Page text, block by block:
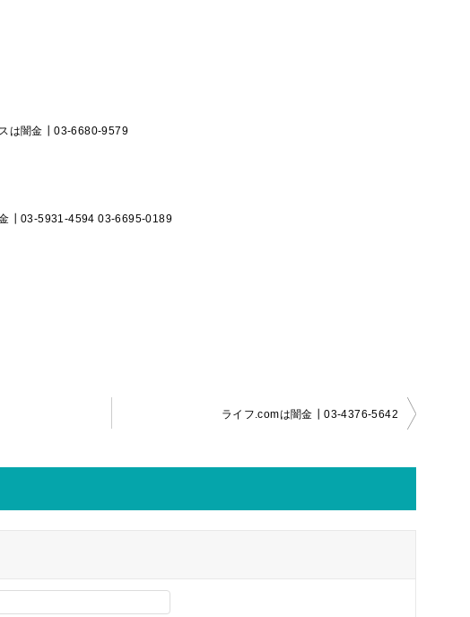
は闇金┃03-6680-9579
金┃03-5931-4594 03-6695-0189
ライフ.comは闇金┃03-4376-5642